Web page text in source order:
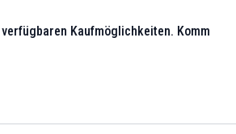
Kaufmöglichkeiten. Komm